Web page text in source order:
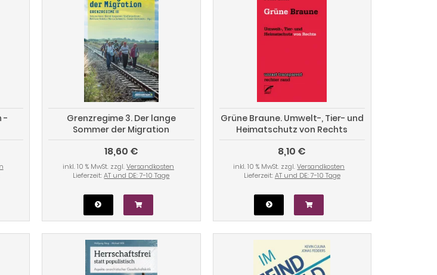
-
Grenzregime 3. Der lange
Sommer der Migration
18,60 €
inkl. 10 % MwSt. zzgl.Versandkosten
Lieferzeit:AT und DE: 7-10 Tage
Grüne Braune. Umwelt-, Tier- und
Heimatschutz von Rechts
8,10 €
inkl. 10 % MwSt. zzgl.Versandkosten
Lieferzeit:AT und DE: 7-10 Tage